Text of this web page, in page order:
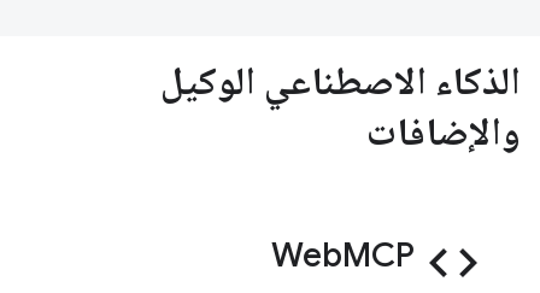
الذكاء الاصطناعي الوكيل
والإضافات
code
WebMCP